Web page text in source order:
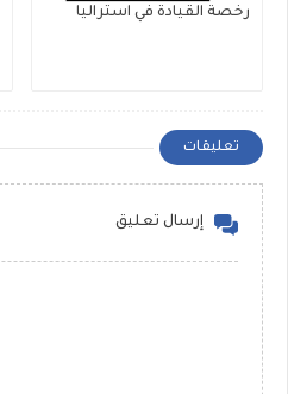
رخصة القيادة في استراليا
تعليقات
إرسال تعليق